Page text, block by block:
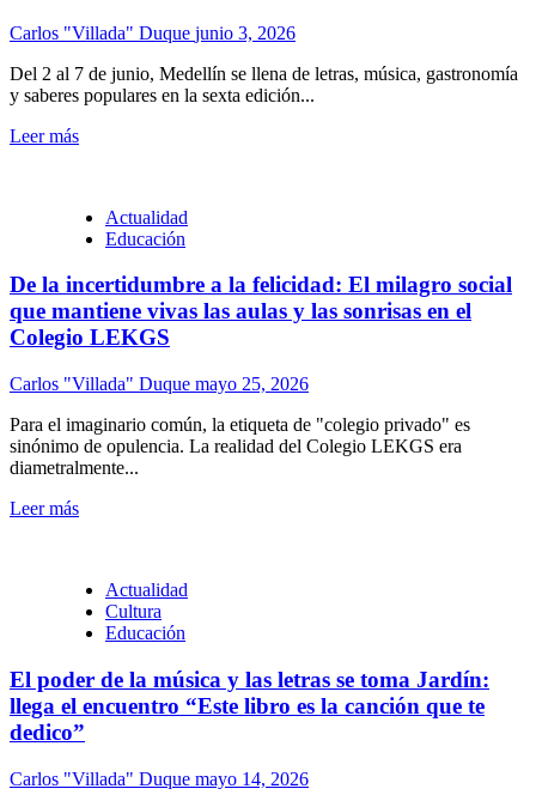
Carlos "Villada" Duque junio 3, 2026
Del 2 al 7 de junio, Medellín se llena de letras, música, gastronomía
y saberes populares en la sexta edición...
Leer más
Actualidad
Educación
De la incertidumbre a la felicidad: El milagro social
que mantiene vivas las aulas y las sonrisas en el
Colegio LEKGS
Carlos "Villada" Duque mayo 25, 2026
Para el imaginario común, la etiqueta de "colegio privado" es
sinónimo de opulencia. La realidad del Colegio LEKGS era
diametralmente...
Leer más
Actualidad
Cultura
Educación
El poder de la música y las letras se toma Jardín:
llega el encuentro “Este libro es la canción que te
dedico”
Carlos "Villada" Duque mayo 14, 2026